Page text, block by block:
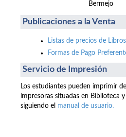
Bermejo
Publicaciones a la Venta
Listas de precios de
Formas de Pago
Servicio de Impresión
Los estudiantes pueden imprimir
impresoras situadas en Biblioteca
siguiendo el manual de usuario.